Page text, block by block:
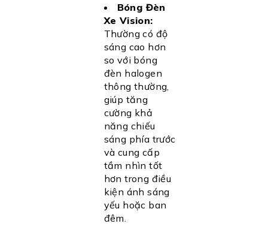
Bóng Đèn
Xe Vision:
Thường có độ
sáng cao hơn
so với bóng
đèn halogen
thông thường,
giúp tăng
cường khả
năng chiếu
sáng phía trước
và cung cấp
tầm nhìn tốt
hơn trong điều
kiện ánh sáng
yếu hoặc ban
đêm.